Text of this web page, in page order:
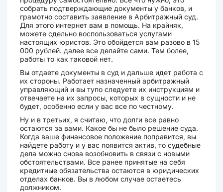
собрать подтверждающие документы у банков, и
грамотно составить заявление в Арбитражный суд.
Для этого интернет вам в помощь. На крайняк,
можете сдельно воспользоваться услугами
настоящих юристов. Это обойдется вам разово в 15
000 рублей. далее все делайте сами. Тем более,
работы то как таковой нет.
Вы отдаете документы в суд и дальше идет работа с
их стороны. Работает назначенный арбитражный
управляющий и вы тупо следуете их инструкциям и
отвечаете на их запросы, которых в сущности и не
будет, особенно если у вас все по честному.
Ну и в третьих, я считаю, что долги все равно
остаются за вами. Какое бы не было решение суда.
Когда ваше финансовое положение поправится, вы
найдете работу и у вас появится актив, то судебные
дела можно снова возобновить в связи с новыми
обстоятельствами. Все ранее принятые на себя
кредитные обязательства остаются в юридических
отделах банков. Вы в любом случае остаетесь
должником.